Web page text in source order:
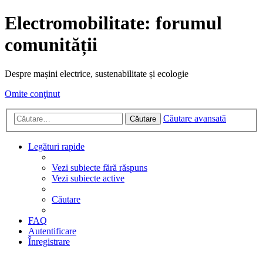
Electromobilitate: forumul
comunității
Despre mașini electrice, sustenabilitate și ecologie
Omite conţinut
Căutare Căutare avansată
Legături rapide
Vezi subiecte fără răspuns
Vezi subiecte active
Căutare
FAQ
Autentificare
Înregistrare